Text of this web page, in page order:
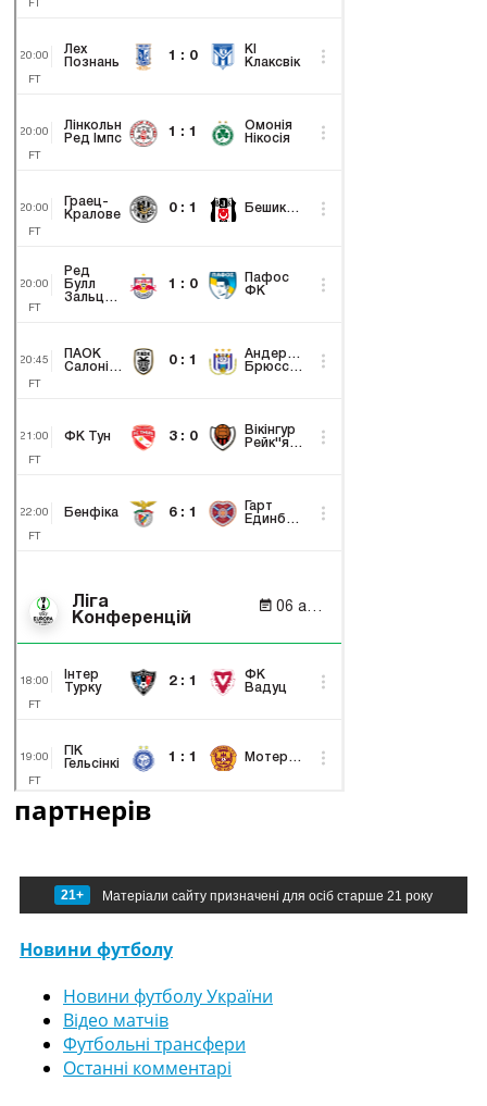
партнерів
21+ Матеріали сайту призначені для осіб старше 21 року
Новини футболу
Новини футболу України
Відео матчів
Футбольні трансфери
Останні комментарі